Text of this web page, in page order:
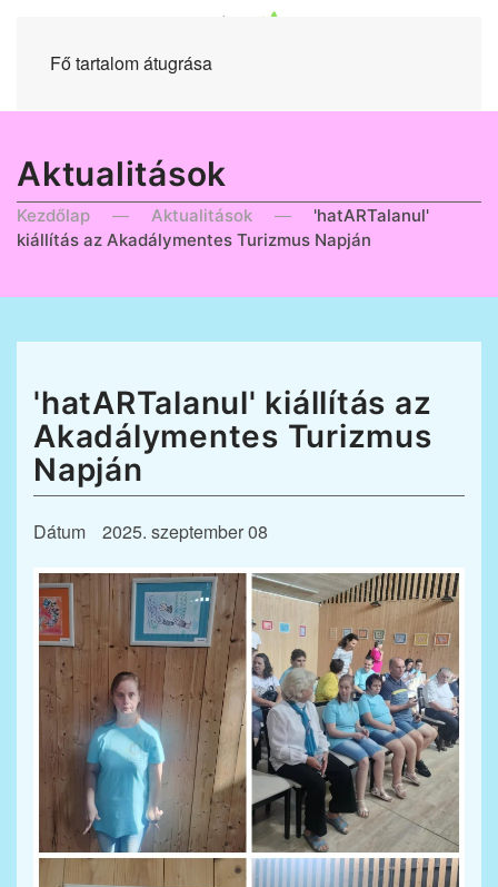
Fő tartalom átugrása
Aktualitások
Kezdőlap Aktualitások
'hatARTalanul'
kiállítás az Akadálymentes Turizmus Napján
'hatARTalanul' kiállítás az
Akadálymentes Turizmus
Napján
Dátum 2025. szeptember 08